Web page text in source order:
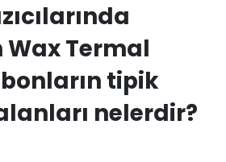
Termal
tipik
nelerdir?